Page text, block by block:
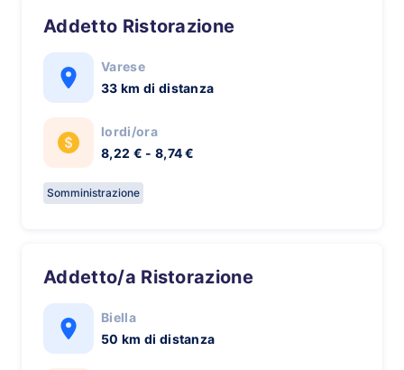
Addetto Ristorazione
Varese
33 km di distanza
lordi/ora
8,22 € - 8,74 €
Somministrazione
Addetto/a Ristorazione
Biella
50 km di distanza